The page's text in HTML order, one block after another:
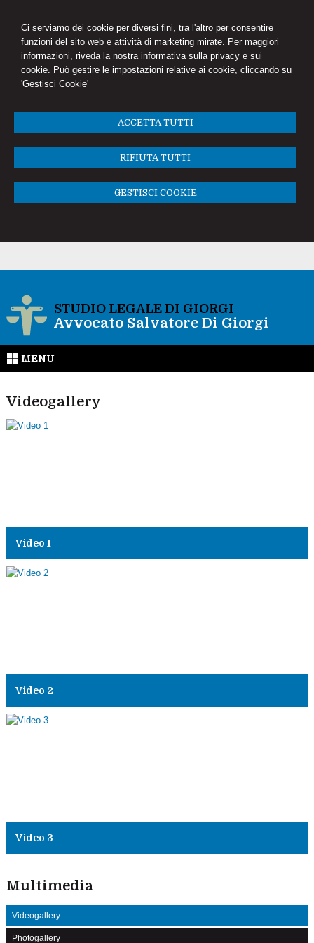
Ci serviamo dei cookie per diversi fini, tra l'altro per consentire
funzioni del sito web e attività di marketing mirate. Per maggiori
informazioni, riveda la nostra informativa sulla privacy e sui
cookie. Può gestire le impostazioni relative ai cookie, cliccando su
'Gestisci Cookie'
ACCETTA TUTTI
RIFIUTA TUTTI
GESTISCI COOKIE
STUDIO LEGALE DI GIORGI
Avvocato Salvatore Di Giorgi
MENU
Videogallery
Video 1
Video 2
Video 3
Multimedia
Videogallery
Photogallery